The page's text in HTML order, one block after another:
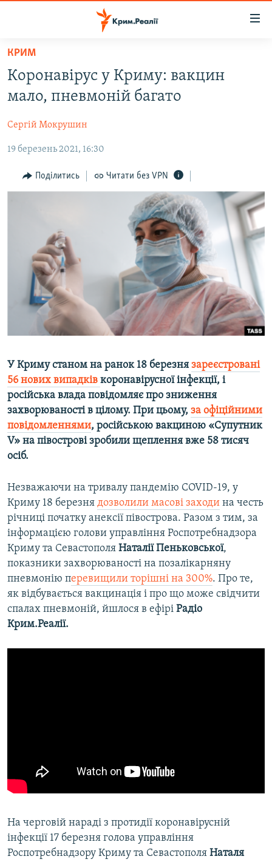
Перейти
основного
матеріалу
до
навігації
Перейти
ВОДА.КРИМ
ПОЛІТИКА
БЛОГИ
ПОГЛЯД
ІНТЕРВ'Ю
СПЕЦПРОЕКТИ
ДЕПОРТАЦІЯ
ВІДЕОУРОКИ «ELIFBE»
СВІДЧЕННЯ ОКУПАЦІЇ
УКРАЇНСЬКА ПРОБЛЕМА КРИМУ
ЯК ОБІЙТИ БЛОКУВАННЯ
Русский
Qırımtatar
Усі сайти RFE/RL
КРИМ
Коронавірус у Криму: вакцин
мало, пневмоній багато
Сергій Мокрушин
19 березень 2021, 16:30
Поділитись Читати без VPN
У Криму станом на ранок 18 березня зареєстровані
56 нових випадків коронавірусної інфекції, і
російська влада повідомляє про зниження
захворюваності в цілому. При цьому, за офіційними
повідомленнями, російською вакциною «Супутник
V» на півострові зробили щеплення вже 58 тисяч
осіб.
Незважаючи на тривалу пандемію COVID-19, у
Криму 18 березня дозволили масові заходи на честь
річниці початку анексії півострова. Разом з тим, за
інформацією голови управління Роспотребнадзора
Криму та Севастополя Наталії Пеньковської,
показники захворюваності на позалікарняну
пневмонію перевищили торішні на 300%. Про те,
як відбувається вакцинація і про що може свідчити
спалах пневмоній, йшлося в ефірі Радіо
Крим.Реалії.
На черговій нараді з протидії коронавірусній
інфекції 17 березня голова управління
Роспотребнадзору Криму та Севастополя Наталя